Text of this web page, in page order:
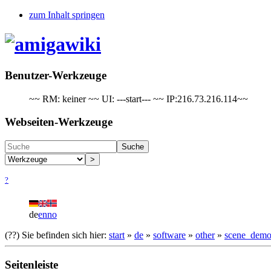
zum Inhalt springen
Benutzer-Werkzeuge
~~ RM: keiner ~~ UI: ---start--- ~~ IP:216.73.216.114~~
Webseiten-Werkzeuge
Suche
>
?
deenno
(??) Sie befinden sich hier: start » de » software » other»
Seitenleiste